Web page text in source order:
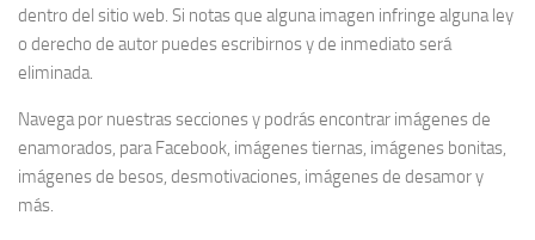
dentro del sitio web. Si notas que alguna imagen infringe alguna ley
o derecho de autor puedes escribirnos y de inmediato será
eliminada.
Navega por nuestras secciones y podrás encontrar imágenes de
enamorados, para Facebook, imágenes tiernas, imágenes bonitas,
imágenes de besos, desmotivaciones, imágenes de desamor y
más.